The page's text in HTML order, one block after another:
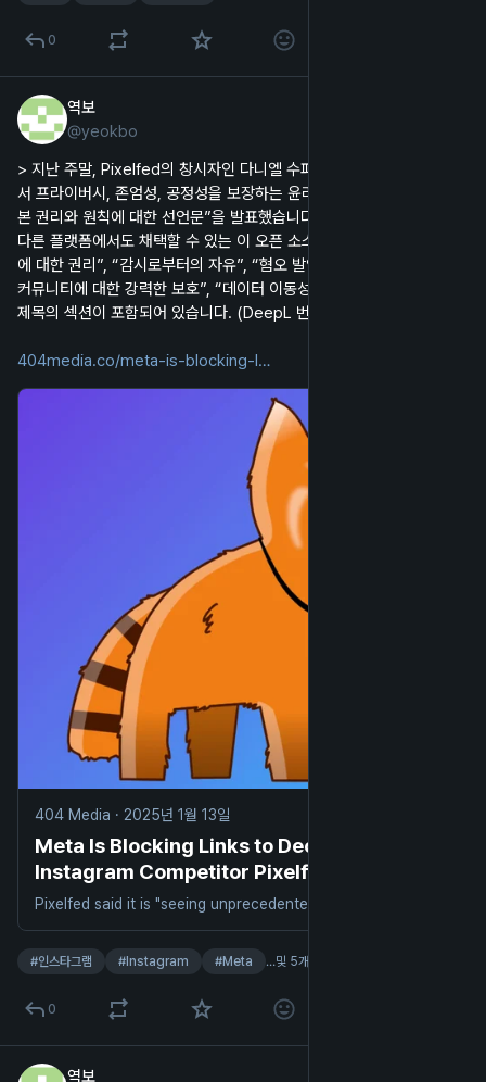
0
역보
@yeokbo
> 지난 주말, Pixelfed의 창시자인 다니엘 수퍼노트는 “온라인 공간에
서 프라이버시, 존엄성, 공정성을 보장하는 윤리적 디지털 플랫폼의 기
본 권리와 원칙에 대한 선언문”을 발표했습니다. 픽셀페드가 채택했으며
다른 플랫폼에서도 채택할 수 있는 이 오픈 소스 헌장에는 “프라이버시
에 대한 권리”, “감시로부터의 자유”, “혐오 발언에 대한 보호”, “취약한
커뮤니티에 대한 강력한 보호”, “데이터 이동성과 사용자 주체성”이라는
제목의 섹션이 포함되어 있습니다. (DeepL 번역)
404media.co/meta-is-blocking-l
404 Media · 2025년 1월 13일
Meta Is Blocking Links to Decentralized
Instagram Competitor Pixelfed
Pixelfed said it is "seeing unprecedented levels of traffic."
#인스타그램 # Instagram #Meta …및 5개
0
역보